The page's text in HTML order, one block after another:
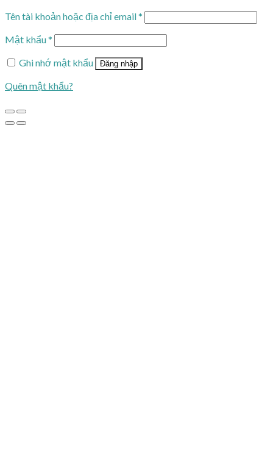
Tên tài khoản hoặc địa chỉ email*
Mật khẩu*
Ghi nhớ mật khẩu
Đăng nhập
Quên mật khẩu?